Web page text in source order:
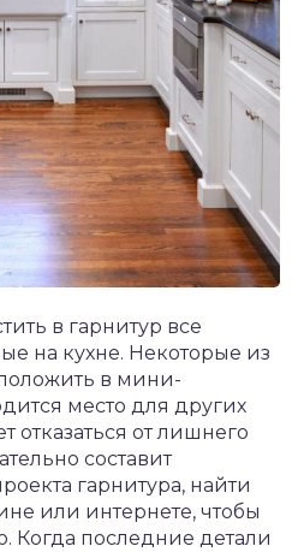
в гарнитур все
на кухне. Некоторые из
в мини-
место для других
от лишнего
составит
гарнитура, найти
или интернете, чтобы
Когда последние детали